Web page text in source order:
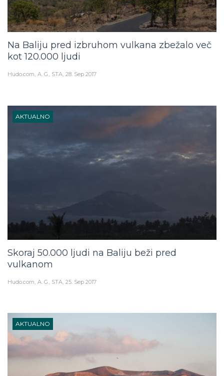
Na Baliju pred izbruhom vulkana zbežalo več
kot 120.000 ljudi
Hudo.com A. G., STA 28. Sep 2017
AKTUALNO
Skoraj 50.000 ljudi na Baliju beži pred
vulkanom
Hudo.com A. G., STA 25. Sep 2017
AKTUALNO